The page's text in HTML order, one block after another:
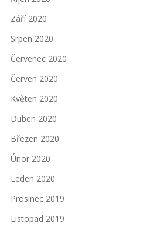
Září 2020
Srpen 2020
Červenec 2020
Červen 2020
Květen 2020
Duben 2020
Březen 2020
Únor 2020
Leden 2020
Prosinec 2019
Listopad 2019